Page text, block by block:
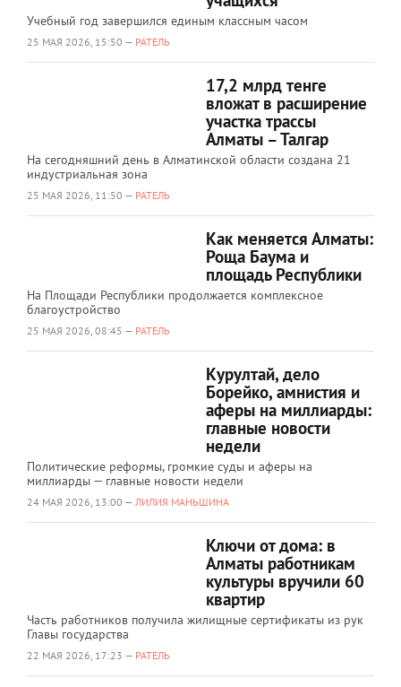
Учебный год завершился единым классным часом
25 МАЯ 2026, 15:50 — РАТЕЛЬ
17,2 млрд тенге
вложат в расширение
участка трассы
Алматы – Талгар
На сегодняшний день в Алматинской области создана 21
индустриальная зона
25 МАЯ 2026, 11:50 — РАТЕЛЬ
Как меняется Алматы:
Роща Баума и
площадь Республики
На Площади Республики продолжается комплексное
благоустройство
25 МАЯ 2026, 08:45 — РАТЕЛЬ
Курултай, дело
Борейко, амнистия и
аферы на миллиарды:
главные новости
недели
Политические реформы, громкие суды и аферы на
миллиарды — главные новости недели
24 МАЯ 2026, 13:00 — ЛИЛИЯ МАНЬШИНА
Ключи от дома: в
Алматы работникам
культуры вручили 60
квартир
Часть работников получила жилищные сертификаты из рук
Главы государства
22 МАЯ 2026, 17:23 — РАТЕЛЬ